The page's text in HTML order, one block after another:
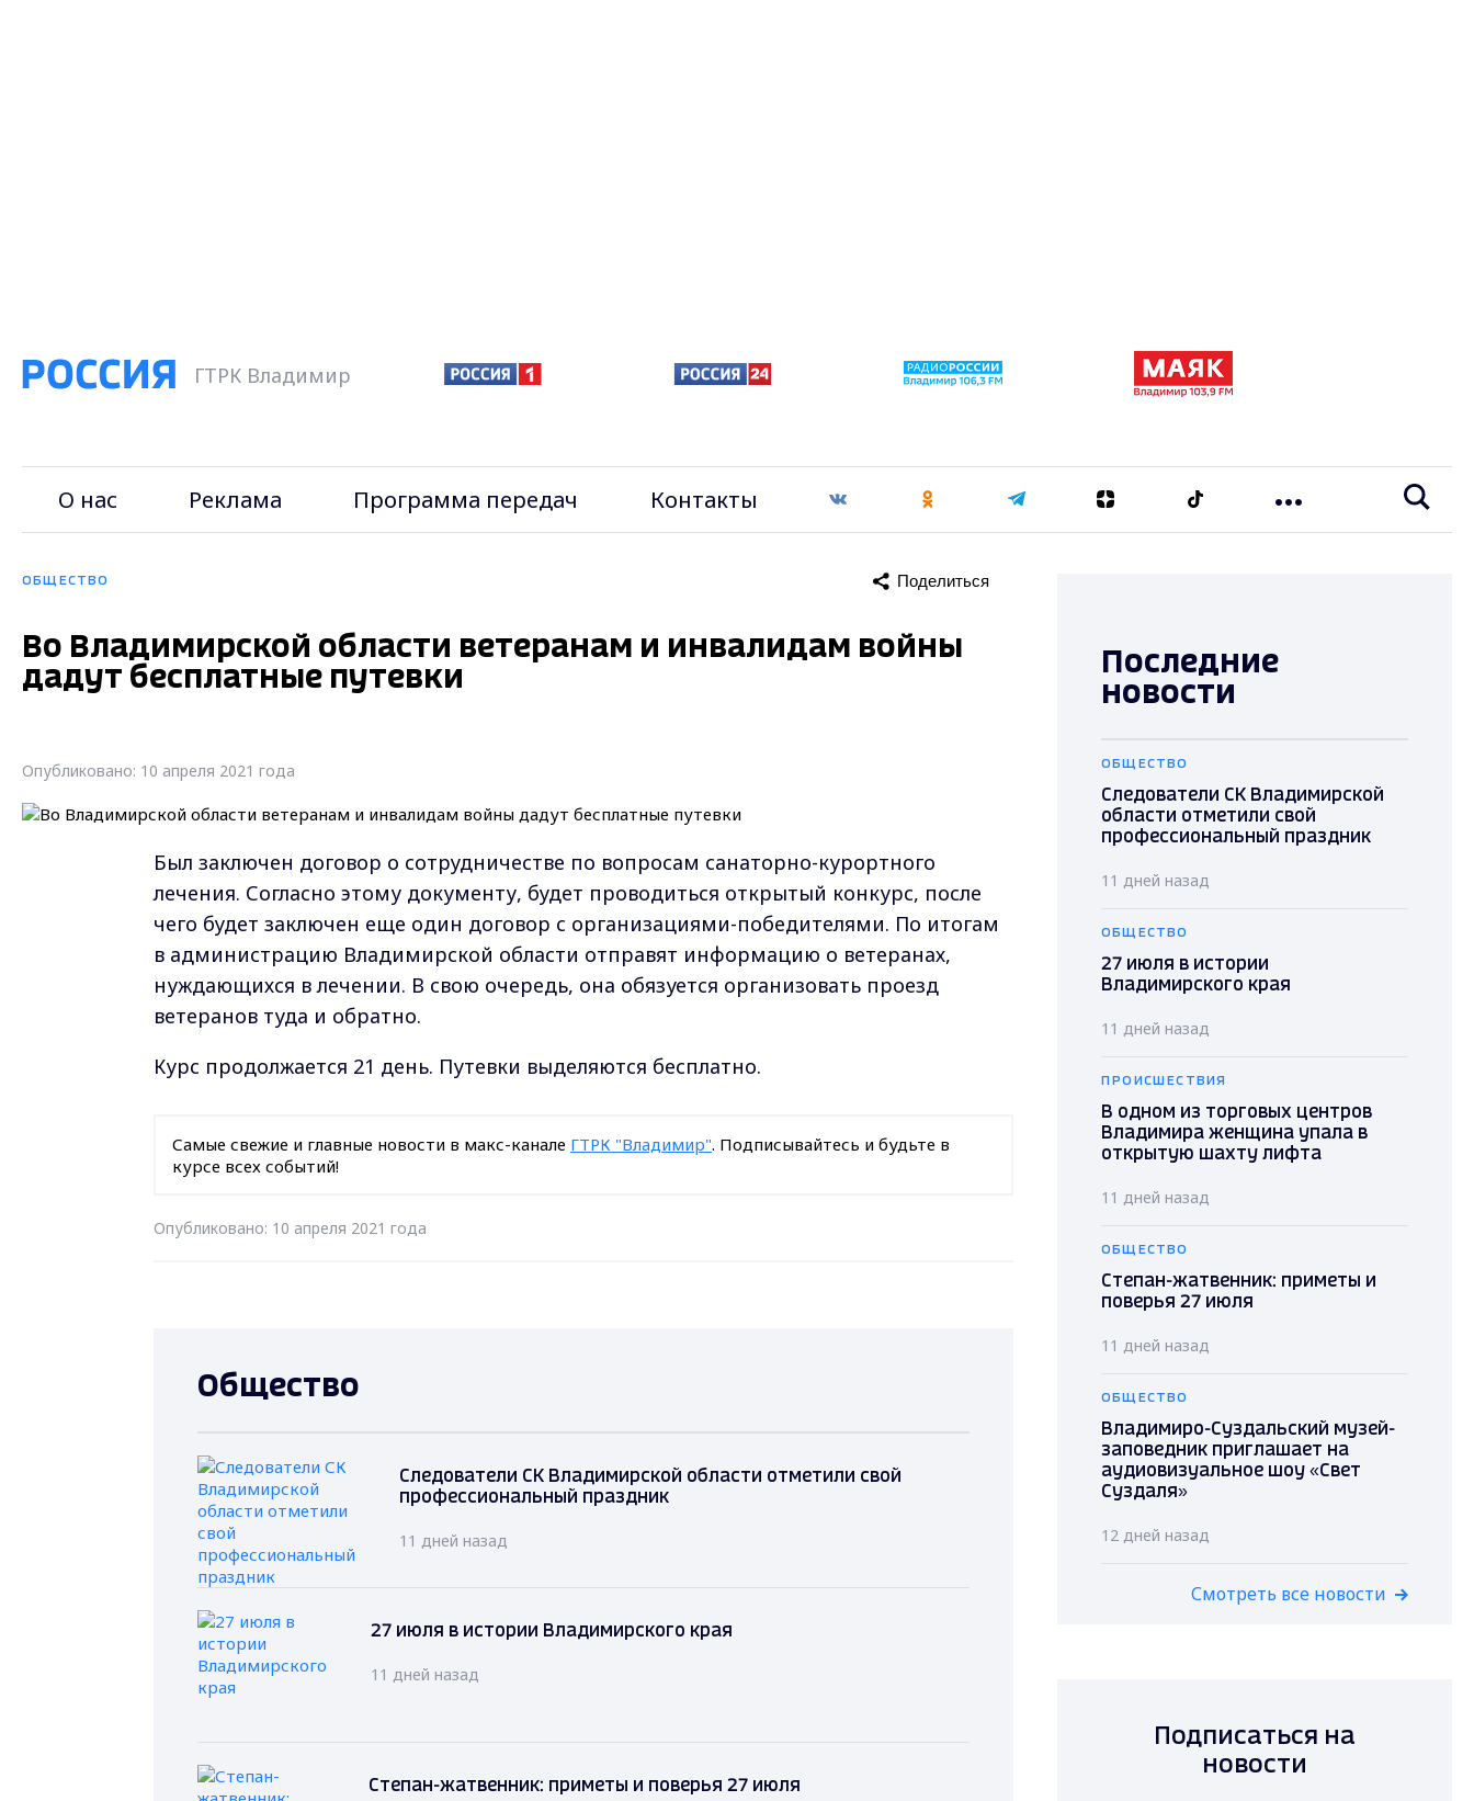
ГТРК Владимир
О нас Реклама Программа передач Контакты
ОБЩЕСТВО Поделиться
Во Владимирской области ветеранам и инвалидам войны
дадут бесплатные путевки
Опубликовано: 10 апреля 2021 года
Был заключен договор о сотрудничестве по вопросам санаторно-курортного
лечения. Согласно этому документу, будет проводиться открытый конкурс, после
чего будет заключен еще один договор с организациями-победителями. По итогам
в администрацию Владимирской области отправят информацию о ветеранах,
нуждающихся в лечении. В свою очередь, она обязуется организовать проезд
ветеранов туда и обратно.
Курс продолжается 21 день. Путевки выделяются бесплатно.
Самые свежие и главные новости в макс-канале ГТРК "Владимир". Подписывайтесь и будьте в
курсе всех событий!
Опубликовано: 10 апреля 2021 года
Общество
Следователи СК Владимирской области отметили свой
профессиональный праздник
11 дней назад
27 июля в истории Владимирского края
11 дней назад
Степан-жатвенник: приметы и поверья 27 июля
Последние
новости
ОБЩЕСТВО
Следователи СК Владимирской
области отметили свой
профессиональный праздник
11 дней назад
ОБЩЕСТВО
27 июля в истории
Владимирского края
11 дней назад
ПРОИСШЕСТВИЯ
В одном из торговых центров
Владимира женщина упала в
открытую шахту лифта
11 дней назад
ОБЩЕСТВО
Степан-жатвенник: приметы и
поверья 27 июля
11 дней назад
ОБЩЕСТВО
Владимиро-Суздальский музей-
заповедник приглашает на
аудиовизуальное шоу «Свет
Суздаля»
12 дней назад
Смотреть все новости
Подписаться на
новости